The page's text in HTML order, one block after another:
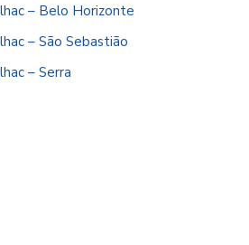
– Belo Horizonte
– São Sebastião
– Serra